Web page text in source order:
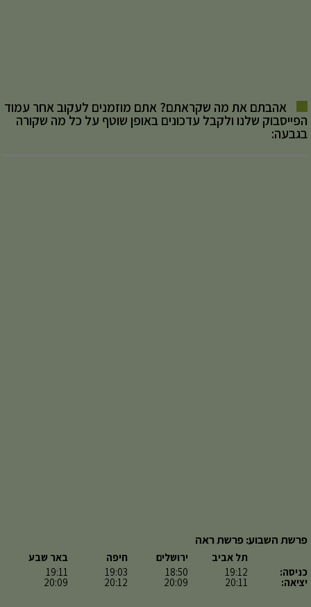
אהבתם את מה שקראתם? אתם מוזמנים לעקוב אחר עמוד
הפייסבוק שלנו ולקבל עדכונים באופן שוטף על כל מה שקורה
בגבעה:
פרשת השבוע: פרשת ראה
כניסה:
יציאה:
תל אביב
19:12
20:11
ירושלים
18:50
20:09
חיפה
19:03
20:12
באר שבע
19:11
20:09